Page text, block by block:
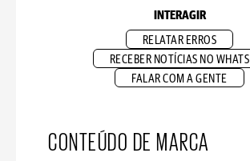
INTERAGIR
RELATAR ERROS
RECEBER NOTÍCIAS NO WHATS
FALAR COM A GENTE
CONTEÚDO DE MARCA